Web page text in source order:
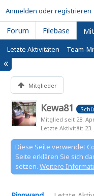
Anmelden oder registrieren
Forum Filebase
Letzte Aktivitäten Team-
Mitglieder
Kewa81
Mitglied seit 28.
Letzte Aktivität
Diese Seite verwendet
Seite erklären Sie sich
setzen. Weitere